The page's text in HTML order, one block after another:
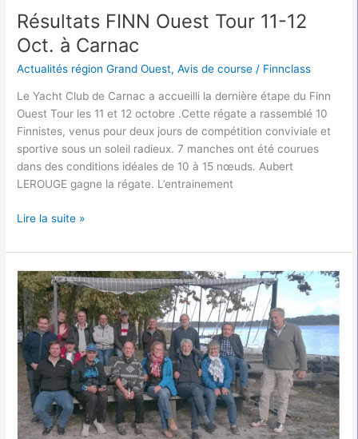
Résultats FINN Ouest Tour 11-12
Oct. à Carnac
Actualités région Grand Ouest,Avis de course / Finnclass
Le Yacht Club de Carnac a accueilli la dernière étape du Finn
Ouest Tour les 11 et 12 octobre .Cette régate a rassemblé 10
Finnistes, venus pour deux jours de compétition conviviale et
sportive sous un soleil radieux. 7 manches ont été courues
dans des conditions idéales de 10 à 15 nœuds. Aubert
LEROUGE gagne la régate. L’entrainement
Lire la suite »
Résultats
de
la
FINN
COQ
au
CV
Centre